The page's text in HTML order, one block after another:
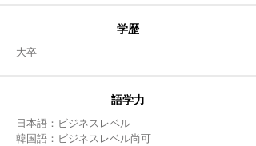
​学歴
大卒
語学力
日本語：ビジネスレベル
韓国語：ビジネスレベル尚可